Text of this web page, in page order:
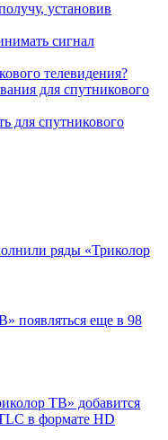
установив
сигнал
телевидения?
для спутникового
для спутникового
ряды «Триколор
появляться еще в 98
ТВ» добавится
в формате HD